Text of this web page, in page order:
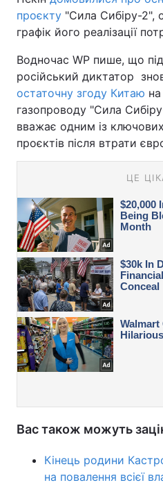
проєкту "Сила Сибіру-2",
графік його реалізації
Водночас WP пише, що
російський диктатор
остаточну згоду Китаю
газопроводу "Сила
вважає одним із
проєктів після втрати
Вас також можуть
Кінець родини
на повалення всієї